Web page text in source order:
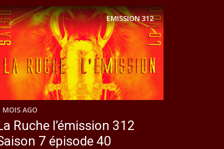
EMISSION312
MOIS AGO
Ruche l’émission 312
7 épisode 40